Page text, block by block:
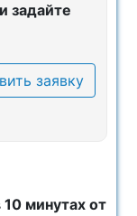
задайте
заявку
минутax oт